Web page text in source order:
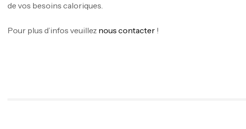
de vos besoins caloriques.
Pour plus d’infos veuillez nous contacter !